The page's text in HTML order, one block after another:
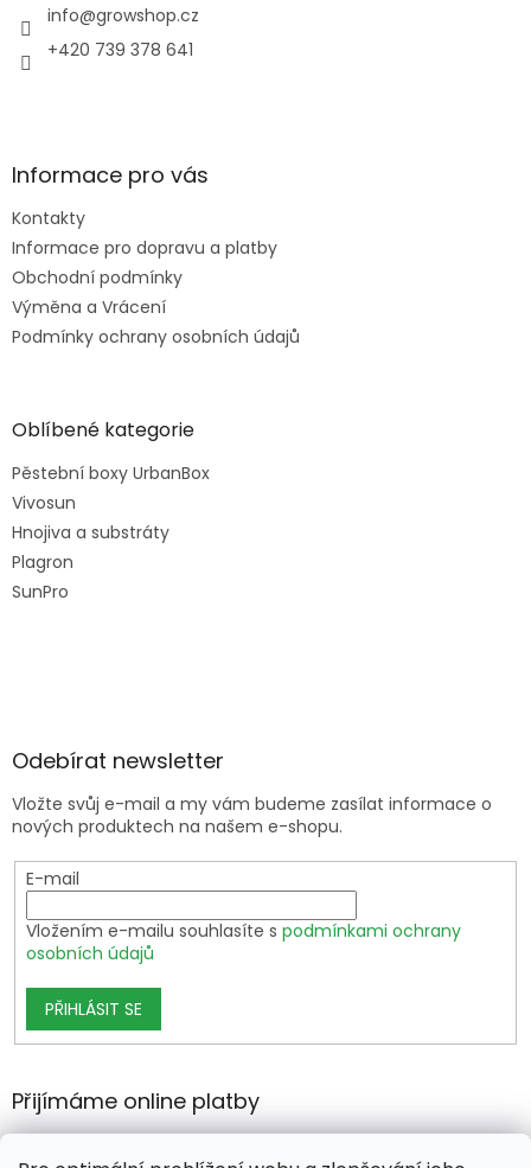
info@growshop.cz
+420 739 378 641
Informace pro vás
Kontakty
Informace pro dopravu a platby
Obchodní podmínky
Výměna a Vrácení
Podmínky ochrany osobních údajů
Oblíbené kategorie
Pěstební boxy UrbanBox
Vivosun
Hnojiva a substráty
Plagron
SunPro
Odebírat newsletter
Vložte svůj e-mail a my vám budeme zasílat informace o
nových produktech na našem e-shopu.
E-mail
Vložením e-mailu souhlasíte s podmínkami ochrany
osobních údajů
PŘIHLÁSIT SE
Přijímáme online platby